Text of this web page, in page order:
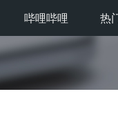
哔哩哔哩 热